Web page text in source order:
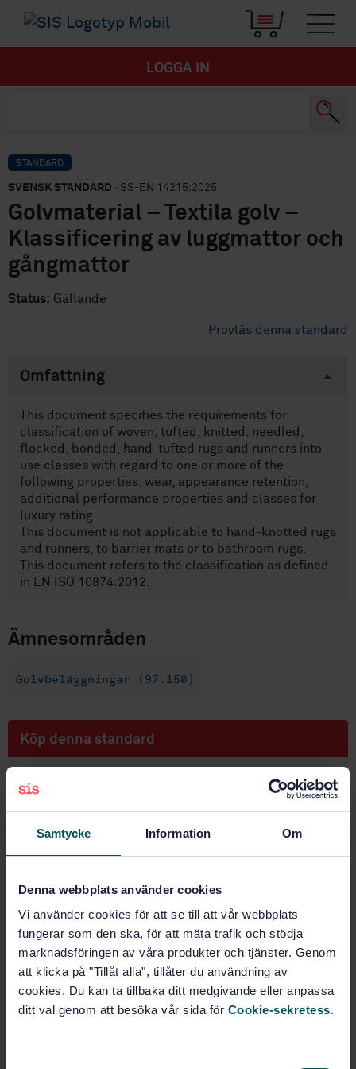
Samtycke Information Om
Denna webbplats använder cookies
Vi använder cookies för att se till att vår webbplats
fungerar som den ska, för att mäta trafik och stödja
marknadsföringen av våra produkter och tjänster. Genom
att klicka på "Tillåt alla", tillåter du användning av
cookies. Du kan ta tillbaka ditt medgivande eller anpassa
ditt val genom att besöka vår sida för Cookie-sekretess.
LOGGA IN
STANDARD
SVENSK STANDARD · SS-EN 14215:2025
Golvmaterial – Textila golv –
Klassificering av luggmattor och
gångmattor
Status: Gällande
Provläs denna standard
Omfattning
This document specifies the requirements for
classification of woven, tufted, knitted, needled,
flocked, bonded, hand-tufted rugs and runners into
use classes with regard to one or more of the
following properties: wear, appearance retention,
additional performance properties and classes for
luxury rating.
This document is not applicable to hand-knotted rugs
and runners, to barrier mats or to bathroom rugs.
This document refers to the classification as defined
in EN ISO 10874:2012.
Ämnesområden
Golvbeläggningar (97.150)
Köp denna standard
luggmattor och gångmattor
Pris:687 SEK
PDF
Lägg i varukorgen
Fler alternativ
Produktinformation